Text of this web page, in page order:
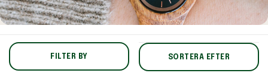
FILTER BY SORTERA EFTER